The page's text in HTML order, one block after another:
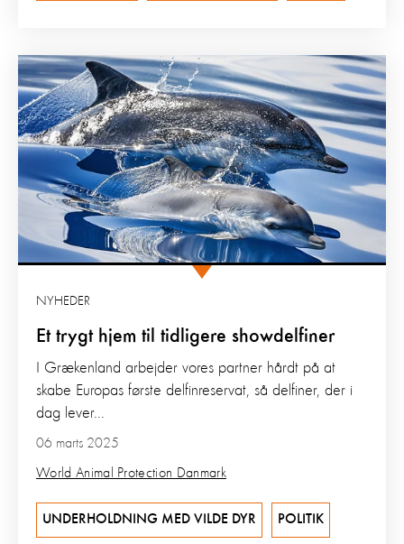
Et trygt hjem til tidligere showdelfiner
NYHEDER
06 marts 2025
World Animal Protection Danmark
I Grækenland arbejder vores partner hårdt på at
skabe Europas første delfinreservat, så delfiner, der i
dag lever...
UNDERHOLDNING MED VILDE DYR POLITIK